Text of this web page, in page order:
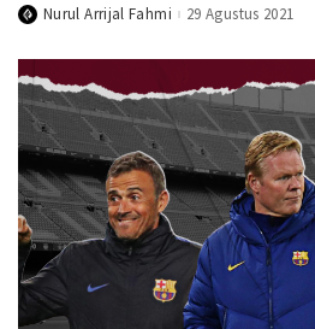
PostedNurul Arrijal Fahmi 29 Agustus 2021